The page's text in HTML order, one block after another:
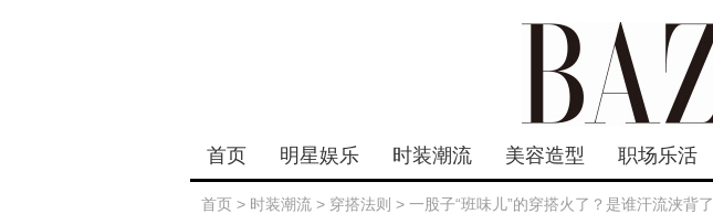
首页 明星娱乐 时装潮流 美容造型 职场乐活
首页 > 时装潮流 > 穿搭法则 > 一股子“班味儿”的穿搭火了？是谁汗流浃背了